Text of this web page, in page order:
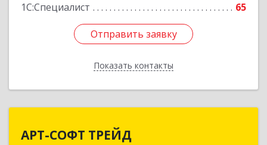
1С:Специалист
65
Отправить заявку
Показать контакты
Отправить заявку
Назад
АРТ-СОФТ ТРЕЙД